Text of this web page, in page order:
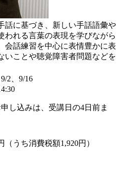
に基づき、新しい手話語彙や
われる言葉の表現を学びながら
会話練習を中心に表情豊かに表
いことや聴覚障害者問題などを
2、9/16
し込みは、受講日の4日前ま
（うち消費税額1,920円）